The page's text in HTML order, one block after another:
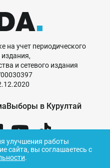
на учет периодического
издания,
и сетевого издания
Выборы в Курултай
улучшения работы
сайта, вы соглашаетесь с
.